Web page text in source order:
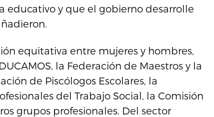
educativo y que el gobierno desarrolle
equitativa entre mujeres y hombres,
la Federación de Maestros y la
de Piscólogos Escolares, la
del Trabajo Social, la Comisión
grupos profesionales. Del sector